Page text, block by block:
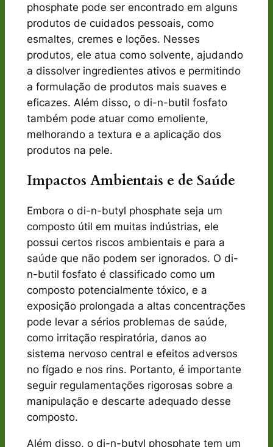
phosphate pode ser encontrado em alguns
produtos de cuidados pessoais, como
esmaltes, cremes e loções. Nesses
produtos, ele atua como solvente, ajudando
a dissolver ingredientes ativos e permitindo
a formulação de produtos mais suaves e
eficazes. Além disso, o di-n-butil fosfato
também pode atuar como emoliente,
melhorando a textura e a aplicação dos
produtos na pele.
Impactos Ambientais e de Saúde
Embora o di-n-butyl phosphate seja um
composto útil em muitas indústrias, ele
possui certos riscos ambientais e para a
saúde que não podem ser ignorados. O di-
n-butil fosfato é classificado como um
composto potencialmente tóxico, e a
exposição prolongada a altas concentrações
pode levar a sérios problemas de saúde,
como irritação respiratória, danos ao
sistema nervoso central e efeitos adversos
no fígado e nos rins. Portanto, é importante
seguir regulamentações rigorosas sobre a
manipulação e descarte adequado desse
composto.
Além disso, o di-n-butyl phosphate tem um